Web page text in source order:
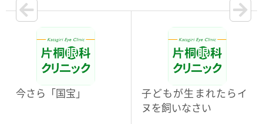
今さら「国宝」
子どもが生まれたらイ
ヌを飼いなさい